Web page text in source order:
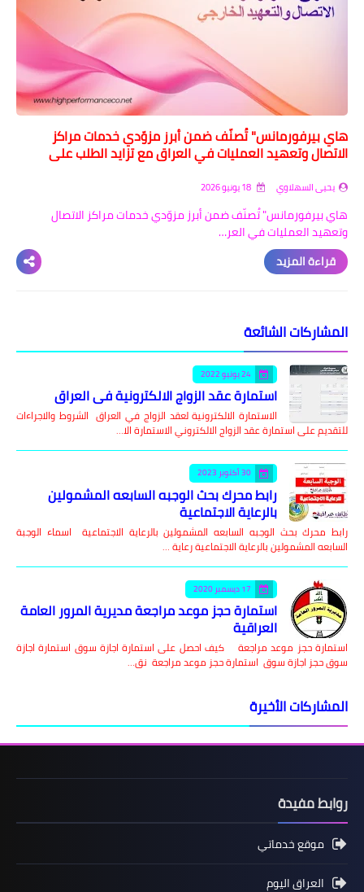
هاي بيرفورمانس" تُصنّف ضمن أبرز مزوّدي خدمات مراكز
الاتصال وتعهيد العمليات في العراق مع تزايد الطلب على
خدمة العملاء متعددة اللغات
يحيى السهلاوي
هاي بيرفورمانس" تُصنّف ضمن أبرز مزوّدي خدمات مراكز الاتصال
وتعهيد العمليات في العر…
قراءة المزيد
المشاركات الشائعة
24 يونيو 2022
استمارة عقد الزواج الالكترونية في العراق
الاستمارة الالكترونية لعقد الزواج في العراق الشروط والاجراءات
للتقديم على استمارة عقد الزواج الالكتروني الاستمارة الا…
30 أكتوبر 2023
رابط محرك بحث الوجبه السابعه المشمولين
بالرعاية الاجتماعية
رابط محرك بحث الوجبه السابعه المشمولين بالرعاية الاجتماعية اسماء الوجبة
السابعه المشمولين بالرعاية الاجتماعية رعاية …
17 ديسمبر 2020
استمارة حجز موعد مراجعة مديرية المرور العامة
العراقية
استمارة حجز موعد مراجعة كيف احصل على استمارة اجازة سوق استمارة اجازة
سوق حجز اجازة سوق استمارة حجز موعد مراجعة نق…
المشاركات الأخيرة
روابط مفيدة
موقع خدماتي
العراق اليوم